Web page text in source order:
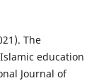
The
education
Journal of